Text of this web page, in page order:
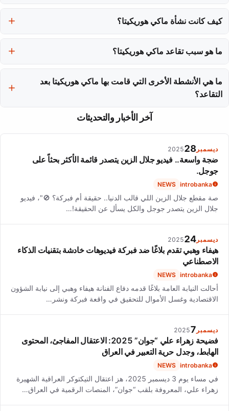
2003 وتقاعدت في عام 2017.
كيف كانت نشأة ماكي هوريكيتا؟
كانت طفولتها مبنية على الأسرة والرياضة.
ما هو سبب تقاعد ماكي هوريكيتا؟
وطفلهما، واعتبرت ذلك أولويتها الجديدة.
ما هي الأنشطة الأخرى التي قامت بها ماكي هوريكيتا بعد
التقاعد؟
بعد التقاعد، استمرت ماكي هوريكيتا في العمل بصوتها في الأنيمي وألعاب
الفيديو، مثل دورها في 'الأستاذ ليتون'.
آخر الأخبار والتحديثات
ديسمبر 28
2025
ضجة واسعة.. فيديو جلال الزين يتصدر قائمة الأكثر بحثاً على
جوجل.
introbanka
NEWS
صة مقطع جلال الزين اللي قالب الدنيا.. حقيقة أم فبركة؟ 🚫"، فيديو
جلال الزين يتصدر جوجل والكل يسأل عن الحقيقة!…
ديسمبر 24
2025
هيفاء وهبي تقدم بلاغًا ضد فبركة فيديوهات خادشة بتقنيات الذكاء
الاصطناعي
introbanka
NEWS
أحالت النيابة العامة بلاغًا قدمه دفاع الفنانة هيفاء وهبي إلى نيابة الشؤون
الاقتصادية وغسل الأموال للتحقيق في واقعة فبركة ونشر…
ديسمبر 7
2025
فضيحة زهراء علي “جوان” 2025: الاعتقال المفاجئ، المحتوى
الهابط، وجدل حرية التعبير في العراق
introbanka
NEWS
في مساء يوم 3 ديسمبر 2025، هز اعتقال التيكتوكر العراقية الشهيرة
زهراء علي، المعروفة بلقب “جوان”، المنصات الرقمية في العراق…